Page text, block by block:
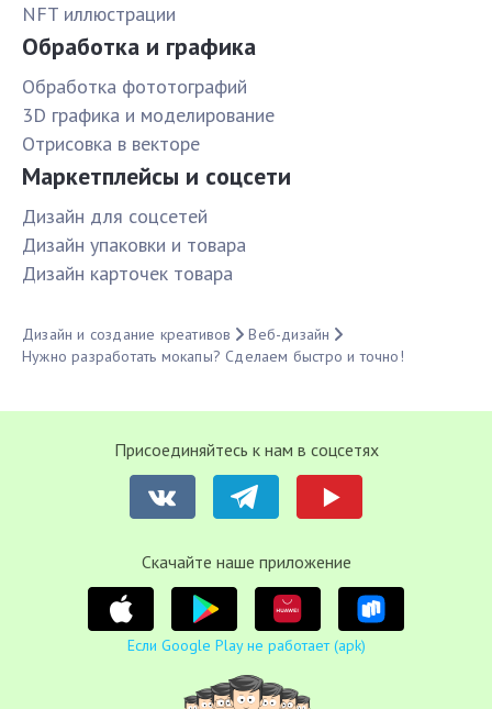
NFT иллюстрации
Обработка и графика
Обработка фототографий
3D графика и моделирование
Отрисовка в векторе
Маркетплейсы и соцсети
Дизайн для соцсетей
Дизайн упаковки и товара
Дизайн карточек товара
Дизайн и создание креативов
Веб-дизайн
Нужно разработать мокапы? Сделаем быстро и точно!
Присоединяйтесь к нам в соцсетях
Cкачайте наше приложение
Если Google Play не работает (apk)